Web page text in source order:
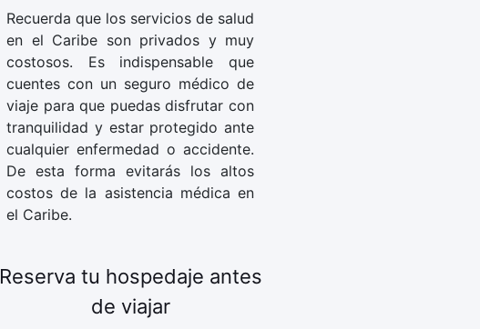
Recuerda que los servicios de salud
en el Caribe son privados y muy
costosos. Es indispensable que
cuentes con un seguro médico de
viaje para que puedas disfrutar con
tranquilidad y estar protegido ante
cualquier enfermedad o accidente.
De esta forma evitarás los altos
costos de la asistencia médica en
el Caribe.
Reserva tu hospedaje antes
de viajar